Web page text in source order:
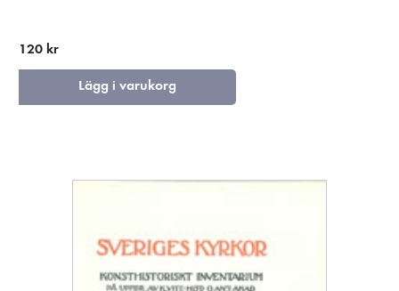
120 kr
Lägg i varukorg